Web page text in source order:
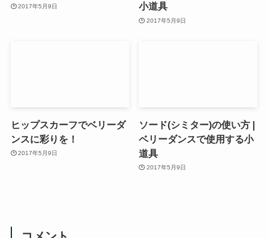
2017年5月9日
小道具
2017年5月9日
ヒップスカーフでベリーダ
ンスに彩りを！
2017年5月9日
ソード(シミター)の使い方 |
ベリーダンスで使用する小
道具
2017年5月9日